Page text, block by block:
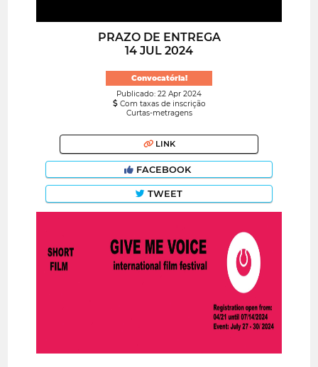
PRAZO DE ENTREGA
14 JUL 2024
Convocatória!
Publicado: 22 Apr 2024
Com taxas de inscrição
Curtas-metragens
LINK
FACEBOOK
TWEET